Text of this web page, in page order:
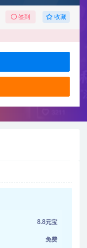
签到 收藏
8.8元宝
免费